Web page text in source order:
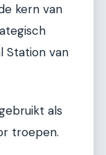
kern van
Station van
als
troepen.